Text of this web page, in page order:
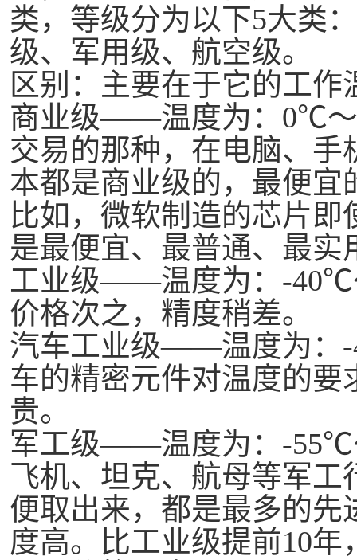
类，等级分为以下5大类
级、军用级、航空级。
区别：主要在于它的工作
商业级——温度为：0℃～
交易的那种，在电脑、
本都是商业级的，最便
比如，微软制造的芯片
是最便宜、最普通、最实
工业级——温度为：-40℃
价格次之，精度稍差。
汽车工业级——温度为：-
车的精密元件对温度的
贵。
军工级——温度为：-55℃
飞机、坦克、航母等军
便取出来，都是最多的
度高。比工业级提前10